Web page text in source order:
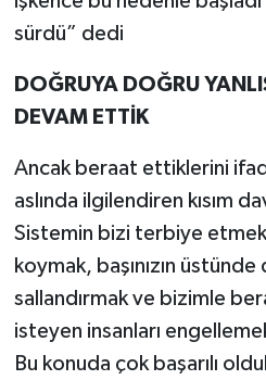
sürdü” dedi
DOĞRUYA DOĞRU
DEVAM ETTİK
Ancak beraat ettiklerini
aslında ilgilendiren kısım
Sistemin bizi terbiye
koymak, başınızın üstünde
sallandırmak ve bizimle
isteyen insanları
Bu konuda çok başarılı